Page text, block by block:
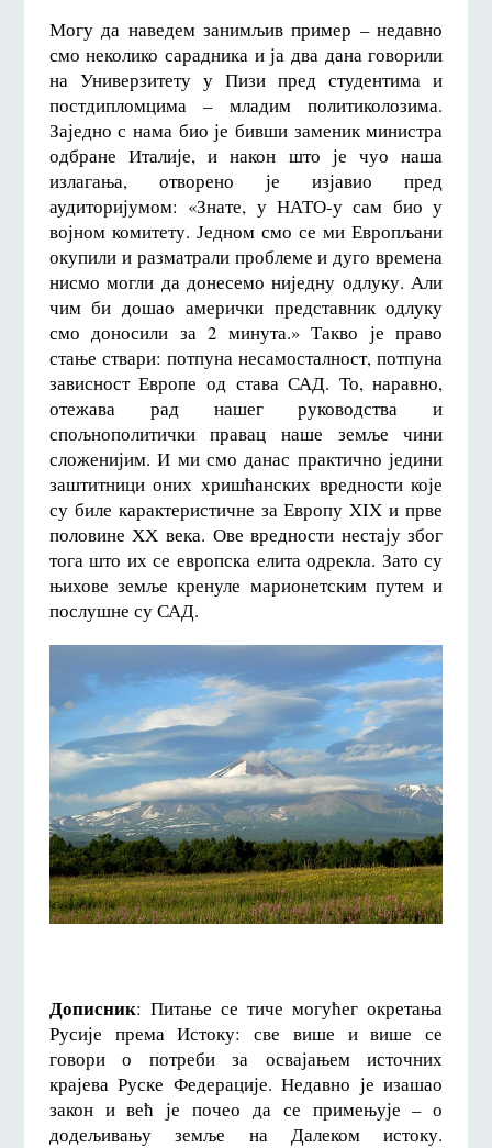
Могу да наведем занимљив пример – недавно
смо неколико сарадника и ја два дана говорили
на Универзитету у Пизи пред студентима и
постдипломцима – младим политиколозима.
Заједно с нама био је бивши заменик министра
одбране Италије, и након што је чуо наша
излагања, отворено је изјавио пред
аудиторијумом: «Знате, у НАТО-у сам био у
војном комитету. Једном смо се ми Европљани
окупили и разматрали проблеме и дуго времена
нисмо могли да донесемо ниједну одлуку. Али
чим би дошао амерички представник одлуку
смо доносили за 2 минута.» Такво је право
стање ствари: потпуна несамосталност, потпуна
зависност Европе од става САД. То, наравно,
отежава рад нашег руководства и
спољнополитички правац наше земље чини
сложенијим. И ми смо данас практично једини
заштитници оних хришћанских вредности које
су биле карактеристичне за Европу XIX и прве
половине ХХ века. Ове вредности нестају због
тога што их се европска елита одрекла. Зато су
њихове земље кренуле марионетским путем и
послушне су САД.
Дописник: Питање се тиче могућег окретања
Русије према Истоку: све више и више се
говори о потреби за освајањем источних
крајева Руске Федерације. Недавно је изашао
закон и већ је почео да се примењује – о
додељивању земље на Далеком истоку.